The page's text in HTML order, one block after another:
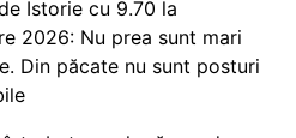
Istorie cu 9.70 la
2026: Nu prea sunt mari
Din păcate nu sunt posturi